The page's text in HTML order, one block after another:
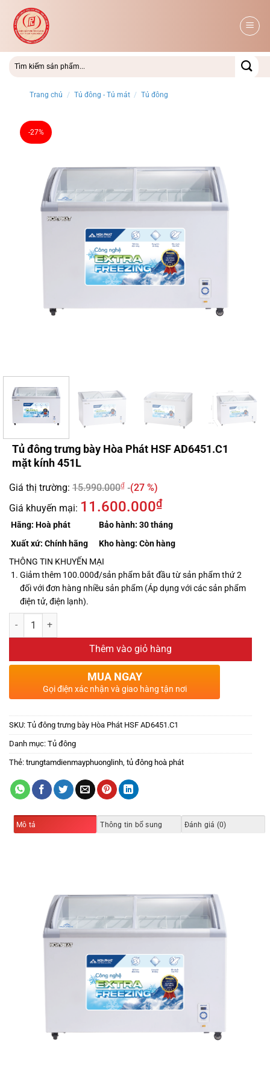
qua
dung
Trang chủ / Tủ đông - Tủ mát / Tủ đông
-27%
Tủ đông trưng bày Hòa Phát HSF AD6451.C1
mặt kính 451L
Giá thị trường: 15.990.000₫
(27 %)
Giá khuyến mại: 11.600.000₫
Hãng: Hoà phát
Xuất xứ: Chính hãng
Bảo hành: 30 tháng
Kho hàng: Còn hàng
THÔNG TIN KHUYẾN MẠI
Giảm thêm 100.000đ/sản phẩm bắt đầu từ sản phẩm thứ 2
đối với đơn hàng nhiều sản phẩm (Áp dụng với các sản phẩm
điện tử, điện lạnh).
Thêm vào giỏ hàng
MUA NGAY
Gọi điện xác nhận và giao hàng tận nơi
SKU: Tủ đông trưng bày Hòa Phát HSF AD6451.C1
Danh mục: Tủ đông
Thẻ: trungtamdienmayphuonglinh tủ đông hoà phát
Mô tả Thông tin bổ sung Đánh giá (0)